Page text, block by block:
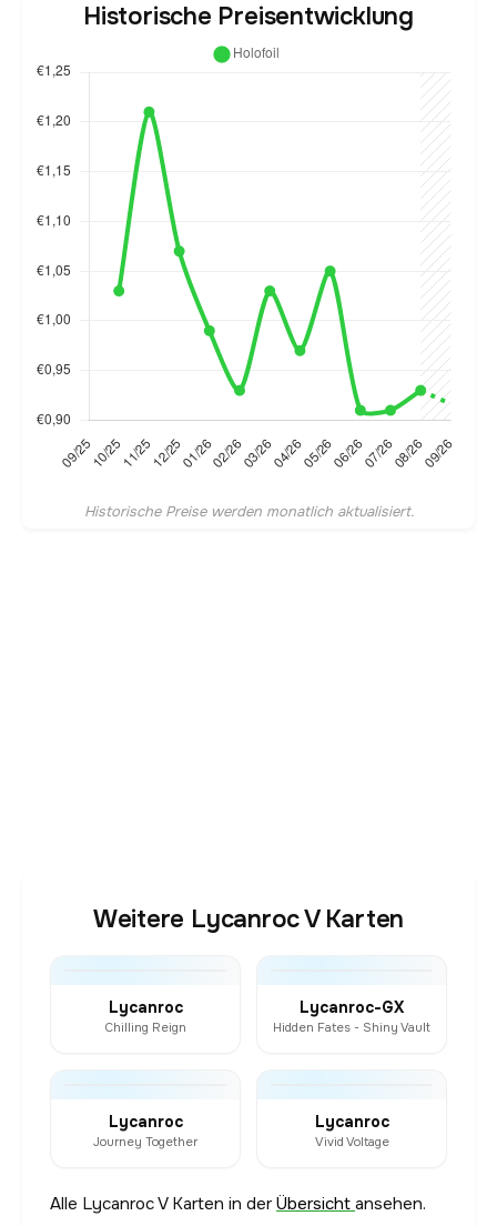
Historische Preisentwicklung
Historische Preise werden monatlich aktualisiert.
Weitere Lycanroc V Karten
Lycanroc
Chilling Reign
Lycanroc-GX
Hidden Fates - Shiny Vault
Lycanroc
Journey Together
Lycanroc
Vivid Voltage
Alle Lycanroc V Karten in derÜbersicht ansehen.